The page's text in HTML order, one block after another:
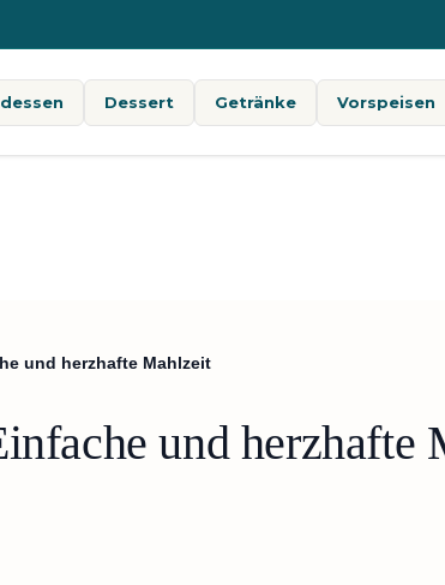
Dessert Getränke Vorspeisen
und herzhafte Mahlzeit
und herzhafte